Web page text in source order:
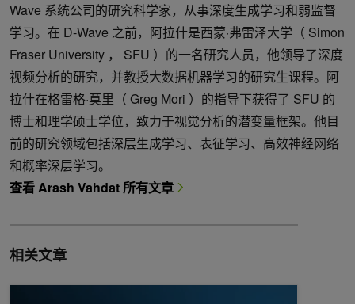
Wave 系统公司的研究科学家，从事深度生成学习和弱监督
学习。在 D-Wave 之前，阿拉什是西蒙·弗雷泽大学（ Simon
Fraser University ， SFU ）的一名研究人员，他领导了深度
视频分析的研究，并教授大数据机器学习的研究生课程。阿
拉什在格雷格·莫里（ Greg Mori ）的指导下获得了 SFU 的
博士和理学硕士学位，致力于视觉分析的潜变量框架。他目
前的研究领域包括深层生成学习、表征学习、高效神经网络
和概率深层学习。
查看 Arash Vahdat 所有文章
相关文章